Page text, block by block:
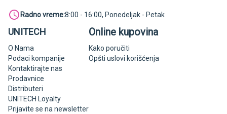
Radno vreme:8:00 - 16:00, Ponedeljak - Petak
UNITECH
O Nama
Podaci kompanije
Kontaktirajte nas
Prodavnice
Distributeri
UNITECH Loyalty
Prijavite se na newsletter
Online kupovina
Kako poručiti
Opšti uslovi korišćenja